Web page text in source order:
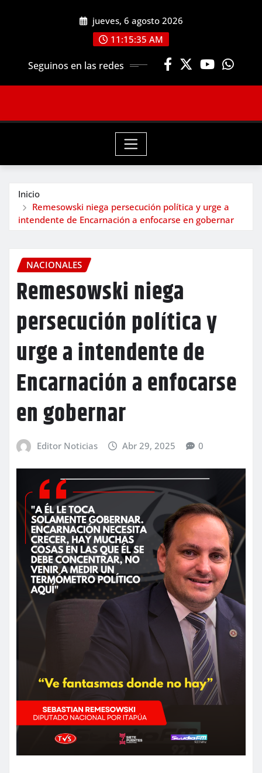
jueves, 6 agosto 2026
11:15:37 AM
Seguinos en las redes
Inicio
Remesowski niega persecución política y urge a
intendente de Encarnación a enfocarse en gobernar
NACIONALES
Remesowski niega
persecución política y
urge a intendente de
Encarnación a enfocarse
en gobernar
Editor Noticias Abr 29, 2025 0